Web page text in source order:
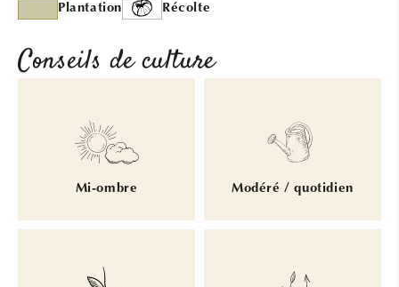
Plantation Récolte
Conseils de culture
Mi-ombre Modéré / quotidien